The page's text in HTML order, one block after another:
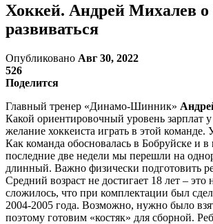
Хоккей. Андрей Михалев о
развиваться
Опубликовано Авг 30, 2022
526
Поделится
Главный тренер «Динамо-Шинник»
Какой ориентировочный уровень зарплат
желание хоккеиста играть в этой
Как команда обосновалась в Бобруйске и
последние две недели мы перешли на
длинный. Важно физически подготовить
Средний возраст не достигает 18 лет –
сложилось, что при комплектации был
2004-2005 года. Возможно, нужно было
поэтому готовим «костяк» для сборной.